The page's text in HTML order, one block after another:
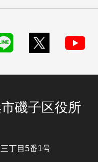
磯子区役所
丁目5番1号